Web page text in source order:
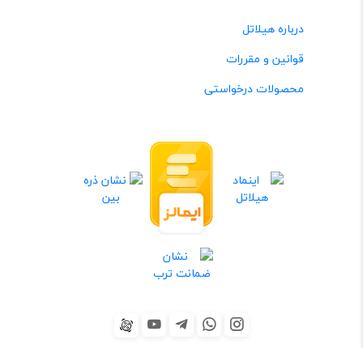
درباره هیلاتل
قوانین و مقررات
محصولات درخواستی